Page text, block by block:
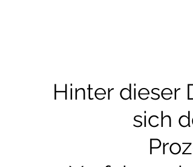
Hinter dieser
sich